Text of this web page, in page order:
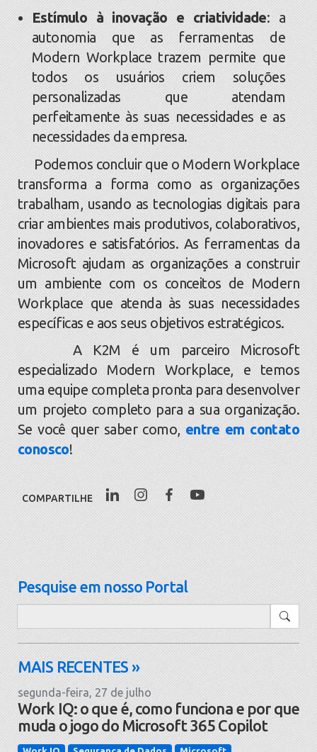
Estímulo à inovação e criatividade: a
autonomia que as ferramentas de
Modern Workplace trazem permite que
todos os usuários criem soluções
personalizadas que atendam
perfeitamente às suas necessidades e as
necessidades da empresa.
Podemos concluir que o Modern Workplace
transforma a forma como as organizações
trabalham, usando as tecnologias digitais para
criar ambientes mais produtivos, colaborativos,
inovadores e satisfatórios. As ferramentas da
Microsoft ajudam as organizações a construir
um ambiente com os conceitos de Modern
Workplace que atenda às suas necessidades
específicas e aos seus objetivos estratégicos.
A K2M é um parceiro Microsoft
especializado Modern Workplace, e temos
uma equipe completa pronta para desenvolver
um projeto completo para a sua organização.
Se você quer saber como, entre em contato
conosco!
COMPARTILHE
Pesquise em nosso Portal
MAIS RECENTES »
segunda-feira, 27 de julho
Work IQ: o que é, como funciona e por que
muda o jogo do Microsoft 365 Copilot